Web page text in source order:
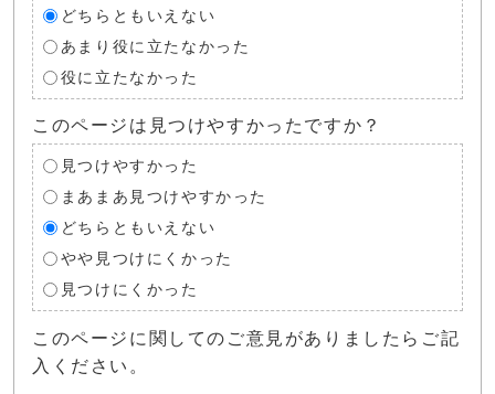
どちらともいえない
あまり役に立たなかった
役に立たなかった
このページは見つけやすかったですか？
見つけやすかった
まあまあ見つけやすかった
どちらともいえない
やや見つけにくかった
見つけにくかった
このページに関してのご意見がありましたらご記
入ください。